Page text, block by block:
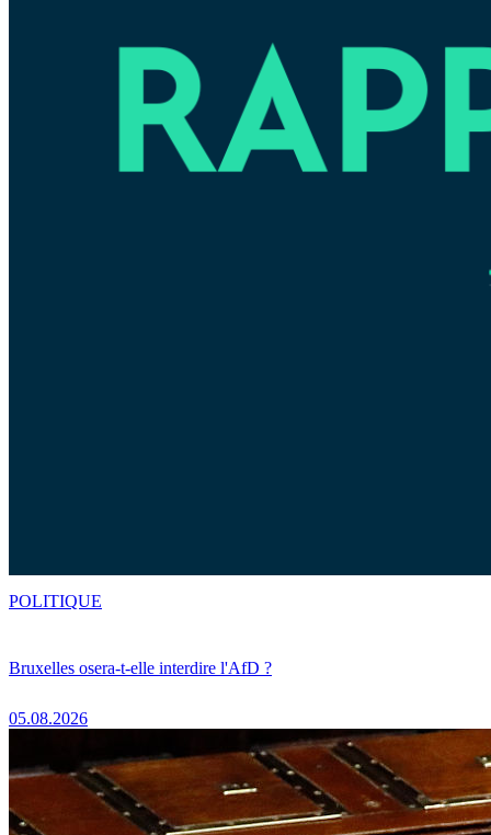
Bruxelles osera-t-elle interdire l'AfD ?
05.08.2026
POLITIQUE